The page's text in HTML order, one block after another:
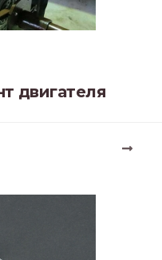
двигателя